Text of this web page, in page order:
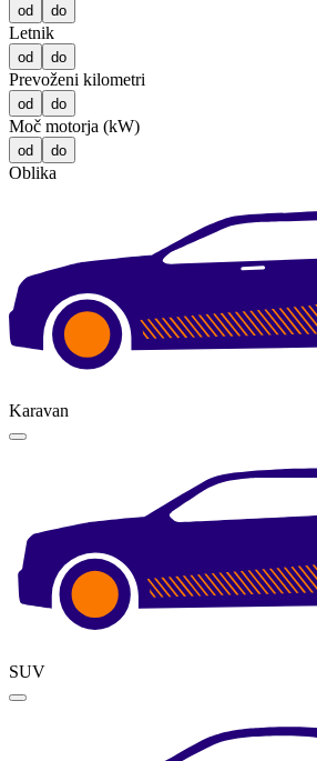
od do
Letnik
od do
Prevoženi kilometri
od do
Moč motorja (kW)
od do
Oblika
Karavan
SUV